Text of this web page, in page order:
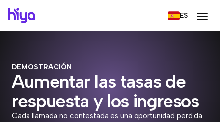
ES
DEMOSTRACIÓN
Aumentar las tasas de
respuesta y los ingresos
Cada llamada no contestada es una oportunidad perdida.